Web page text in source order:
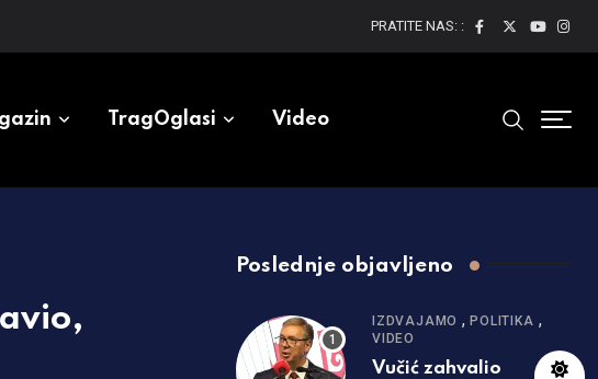
PRATITE NAS: :
TragOglasi Video
Poslednje objavljeno
IZDVAJAMO ,POLITIKA ,
VIDEO
Vučić zahvalio